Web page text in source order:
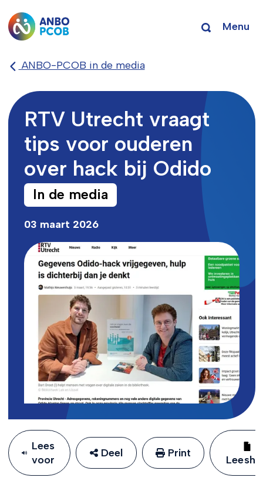
Menu
ANBO-PCOB in de media
RTV Utrecht vraagt
tips voor ouderen
over hack bij Odido
In de media
03 maart 2026
Lees
voor
Deel Print